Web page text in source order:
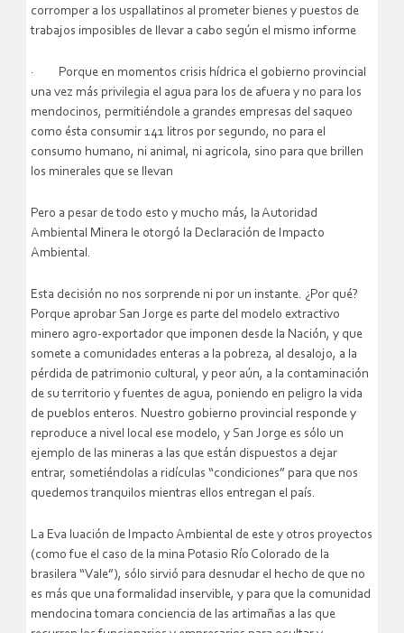
corromper a los uspallatinos al prometer bienes y puestos de
trabajos imposibles de llevar a cabo según el mismo informe
· Porque en momentos crisis hídrica el gobierno provincial
una vez más privilegia el agua para los de afuera y no para los
mendocinos, permitiéndole a grandes empresas del saqueo
como ésta consumir 141 litros por segundo, no para el
consumo humano, ni animal, ni agricola, sino para que brillen
los minerales que se llevan
Pero a pesar de todo esto y mucho más, la Autoridad
Ambiental Minera le otorgó la Declaración de Impacto
Ambiental.
Esta decisión no nos sorprende ni por un instante. ¿Por qué?
Porque aprobar San Jorge es parte del modelo extractivo
minero agro-exportador que imponen desde la Nación, y que
somete a comunidades enteras a la pobreza, al desalojo, a la
pérdida de patrimonio cultural, y peor aún, a la contaminación
de su territorio y fuentes de agua, poniendo en peligro la vida
de pueblos enteros. Nuestro gobierno provincial responde y
reproduce a nivel local ese modelo, y San Jorge es sólo un
ejemplo de las mineras a las que están dispuestos a dejar
entrar, sometiéndolas a ridículas “condiciones” para que nos
quedemos tranquilos mientras ellos entregan el país.
La Eva luación de Impacto Ambiental de este y otros proyectos
(como fue el caso de la mina Potasio Río Colorado de la
brasilera “Vale”), sólo sirvió para desnudar el hecho de que no
es más que una formalidad inservible, y para que la comunidad
mendocina tomara conciencia de las artimañas a las que